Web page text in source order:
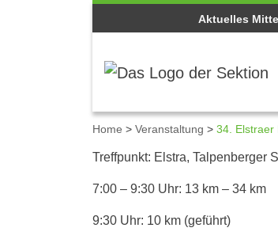
Aktuelles
Home > Veranstaltung > 34. Elstraer
Details zum
Treffpunkt: Elstra, Talpenberger
7:00 – 9:30 Uhr: 13 km – 34 km
9:30 Uhr: 10 km (geführt)